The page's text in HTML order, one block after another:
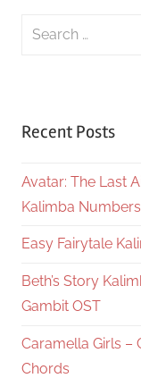
Search
Recent Posts
Avatar: The Last
Kalimba
Easy Fairytale
Beth’s Story
Gambit OST
Caramella Girls –
Chords